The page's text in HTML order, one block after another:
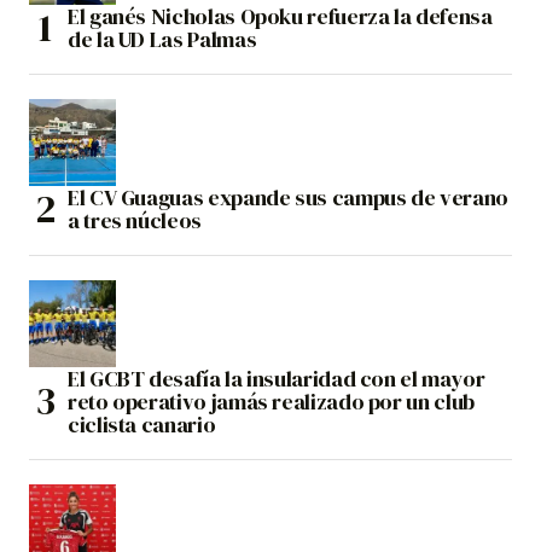
El ganés Nicholas Opoku refuerza la defensa
de la UD Las Palmas
El CV Guaguas expande sus campus de verano
a tres núcleos
El GCBT desafía la insularidad con el mayor
reto operativo jamás realizado por un club
ciclista canario